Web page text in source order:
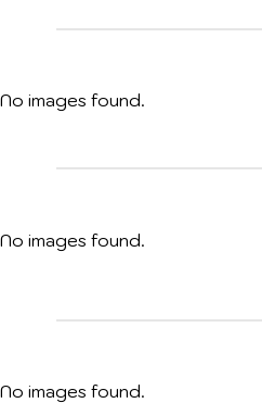
No images found.
No images found.
No images found.